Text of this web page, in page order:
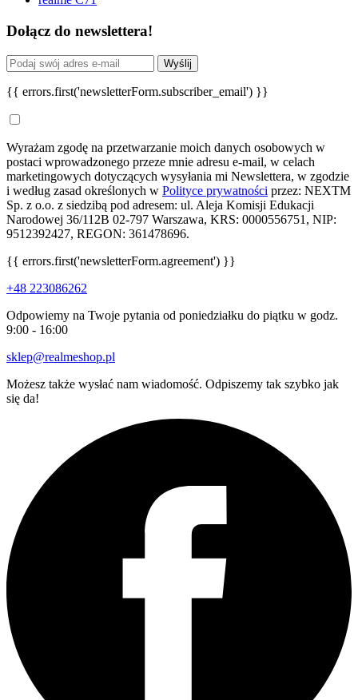
Dołącz do newslettera!
Wyślij
{{ errors.first('newsletterForm.subscriber_email') }}
Wyrażam zgodę na przetwarzanie moich danych osobowych w
postaci wprowadzonego przeze mnie adresu e-mail, w celach
marketingowych dotyczących wysyłania mi Newslettera, w zgodzie
i według zasad określonych w Polityce prywatności przez: NEXTM
Sp. z o.o. z siedzibą pod adresem: ul. Aleja Komisji Edukacji
Narodowej 36/112B 02-797 Warszawa, KRS: 0000556751, NIP:
9512392427, REGON: 361478696.
{{ errors.first('newsletterForm.agreement') }}
+48 223086262
Odpowiemy na Twoje pytania od poniedziałku do piątku w godz.
9:00 - 16:00
sklep@realmeshop.pl
Możesz także wysłać nam wiadomość. Odpiszemy tak szybko jak
się da!